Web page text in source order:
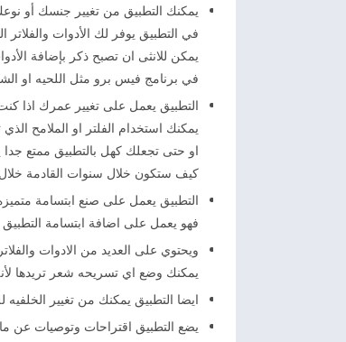
يمكنك التطبيق من تغيير جنسك أو
في التطبيق يوفر لك الأدوات
يمكن للانثى ان تصبح ذكر بإضافة
في برنامج فيس برو مثل اللحيه او
التطبيق يعمل على تغيير عمرك اذا
يمكنك استخدام الفلتر او الملامح
او حتى تجعلك كهل بالتطبيق ممتع
كيف ستكون خلال سنوات القادمة
التطبيق يعمل على صنع ابتسامة
فهو يعمل على اضافة ابتسامة
ويحتوي على العديد من الادوات
يمكنك وضع اي تسريحه شعر تريدها
ايضا التطبيق يمكنك من تغيير
يضع التطبيق اقتراحات وتوصيات عن